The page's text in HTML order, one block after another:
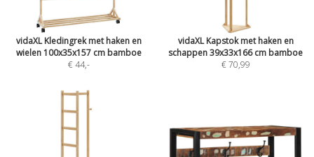
vidaXL Kledingrek met haken en
wielen 100x35x157 cm bamboe
€ 44,-
vidaXL Kapstok met haken en
schappen 39x33x166 cm bamboe
€ 70,99